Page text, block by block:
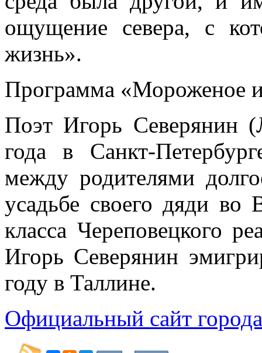
ощущение севера, с
жизнь».
Программа «Мороженое
Поэт Игорь Северянин
года в Санкт-
между родителями
усадьбе своего дяди во
класса Череповецкого
Игорь Северянин
году в Таллине.
Официальный сайт